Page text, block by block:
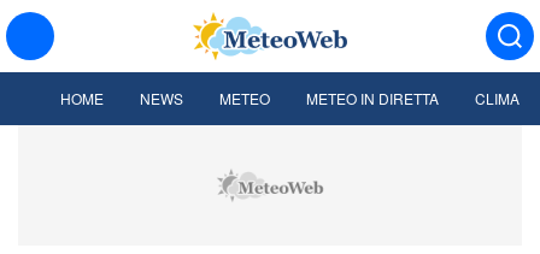
HOME NEWS METEO METEO IN DIRETTA CLIMA